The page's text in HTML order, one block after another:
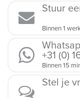
Stuur
Binnen 1
+31 (0)
Binnen 15
Stel je